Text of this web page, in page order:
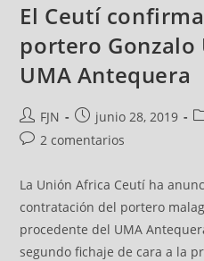
El Ceutí
portero Gonzalo
UMA Antequera
FJN junio 28, 2019
2 comentarios
La Unión Africa Ceutí ha
contratación del portero
procedente del UMA
segundo fichaje de cara a la